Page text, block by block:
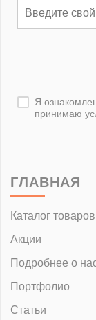
Я
принимаю
ГЛАВНАЯ
Каталог товаров
Акции
Подробнее о
Портфолио
Статьи